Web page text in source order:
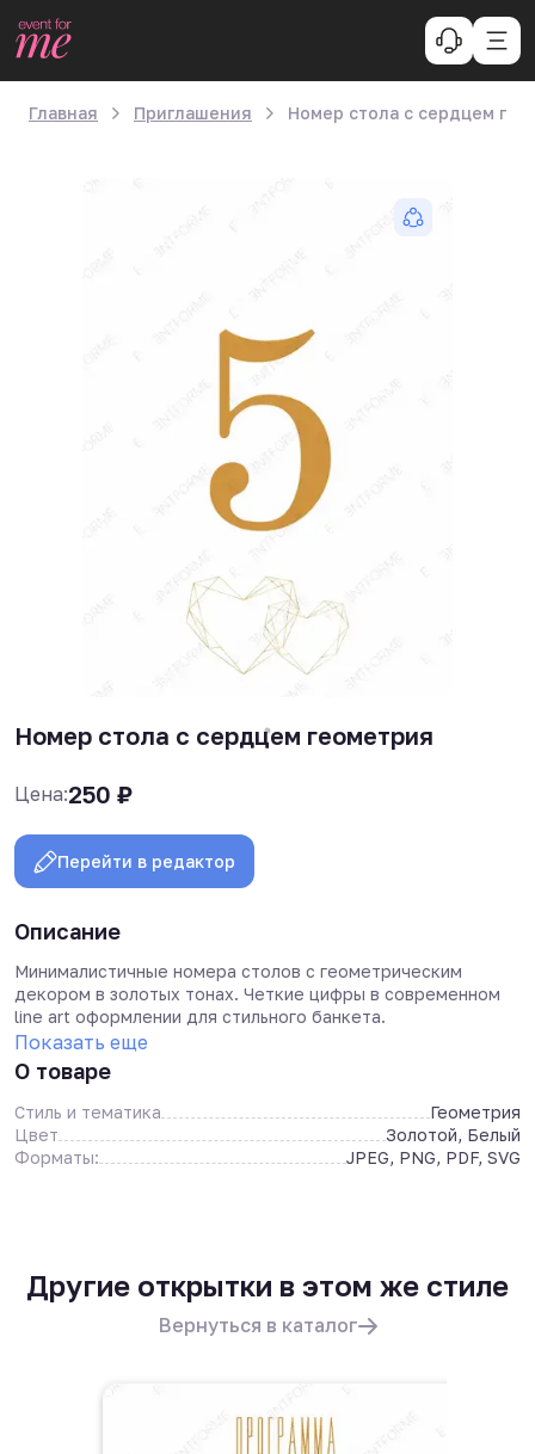
Главная Приглашения Номер стола с сердцем
Номер стола с сердцем геометрия
Цена:250 ₽
Перейти в редактор
Описание
Минималистичные номера столов с геометрическим
декором в золотых тонах. Четкие цифры в современном
line art оформлении для стильного банкета.
Показать еще
О товаре
Стиль и тематика
Геометрия
Цвет
Золотой, Белый
Форматы:
JPEG, PNG, PDF, SVG
Другие открытки в этом же стиле
Вернуться в каталог